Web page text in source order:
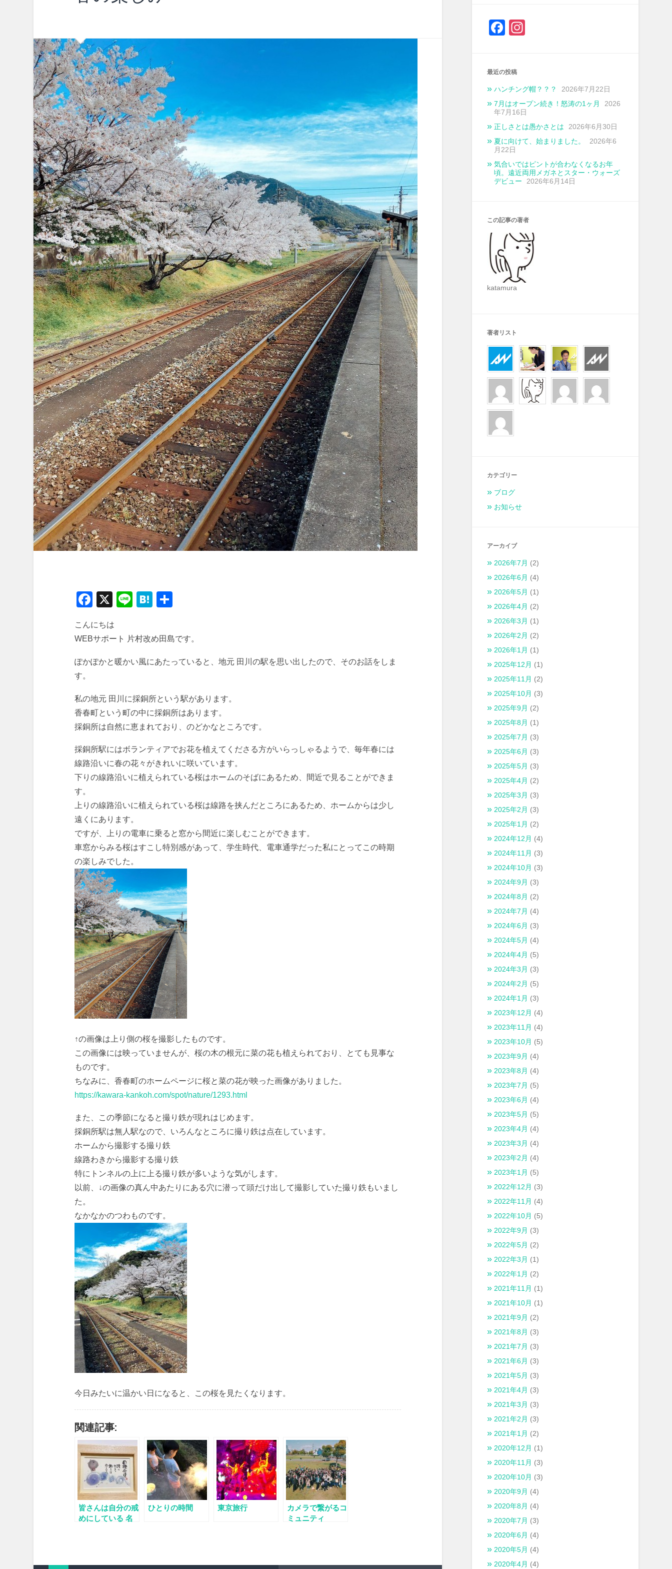
Facebook
X LineHatena
こんにちは
WEBサポート 片村改め田島です。
ぽかぽかと暖かい風にあたっていると、地元 田川の駅を思い出したので、そのお話をしま
す。
私の地元 田川に採銅所という駅があります。
香春町という町の中に採銅所はあります。
採銅所は自然に恵まれており、のどかなところです。
採銅所駅にはボランティアでお花を植えてくださる方がいらっしゃるようで、毎年春には
線路沿いに春の花々がきれいに咲いています。
下りの線路沿いに植えられている桜はホームのそばにあるため、間近で見ることができま
す。
上りの線路沿いに植えられている桜は線路を挟んだところにあるため、ホームからは少し
遠くにあります。
ですが、上りの電車に乗ると窓から間近に楽しむことができます。
車窓からみる桜はすこし特別感があって、学生時代、電車通学だった私にとってこの時期
の楽しみでした。
↑の画像は上り側の桜を撮影したものです。
この画像には映っていませんが、桜の木の根元に菜の花も植えられており、とても見事な
ものです。
ちなみに、香春町のホームページに桜と菜の花が映った画像がありました。
https://kawara-kankoh.com/spot/nature/1293.html
また、この季節になると撮り鉄が現れはじめます。
採銅所駅は無人駅なので、いろんなところに撮り鉄は点在しています。
ホームから撮影する撮り鉄
線路わきから撮影する撮り鉄
特にトンネルの上に上る撮り鉄が多いような気がします。
以前、↓の画像の真ん中あたりにある穴に潜って頭だけ出して撮影していた撮り鉄もいまし
た。
なかなかのつわものです。
今日みたいに温かい日になると、この桜を見たくなります。
関連記事:
皆さんは自分の戒
めにしている 名
ひとりの時間 東京旅行
カメラで繋がるコ
ミュニティ
Facebook
最近の投稿
ハンチング帽？？？
2026年7月22日
7月はオープン続き！怒涛の1ヶ月
2026
年7月16日
正しさとは愚かさとは
2026年6月30日
夏に向けて、始まりました。
2026年6
月22日
気合いではピントが合わなくなるお年
頃。遠近両用メガネとスター・ウォーズ
デビュー
2026年6月14日
この記事の著者
katamura
著者リスト
カテゴリー
ブログ
お知らせ
アーカイブ
2026年7月 (2)
2026年6月 (4)
2026年5月 (1)
2026年4月 (2)
2026年3月 (1)
2026年2月 (2)
2026年1月 (1)
2025年12月 (1)
2025年11月 (2)
2025年10月 (3)
2025年9月 (2)
2025年8月 (1)
2025年7月 (3)
2025年6月 (3)
2025年5月 (3)
2025年4月 (2)
2025年3月 (3)
2025年2月 (3)
2025年1月 (2)
2024年12月 (4)
2024年11月 (3)
2024年10月 (3)
2024年9月 (3)
2024年8月 (2)
2024年7月 (4)
2024年6月 (3)
2024年5月 (4)
2024年4月 (5)
2024年3月 (3)
2024年2月 (5)
2024年1月 (3)
2023年12月 (4)
2023年11月 (4)
2023年10月 (5)
2023年9月 (4)
2023年8月 (4)
2023年7月 (5)
2023年6月 (4)
2023年5月 (5)
2023年4月 (4)
2023年3月 (4)
2023年2月 (4)
2023年1月 (5)
2022年12月 (3)
2022年11月 (4)
2022年10月 (5)
2022年9月 (3)
2022年5月 (2)
2022年3月 (1)
2022年1月 (2)
2021年11月 (1)
2021年10月 (1)
2021年9月 (2)
2021年8月 (3)
2021年7月 (3)
2021年6月 (3)
2021年5月 (3)
2021年4月 (3)
2021年3月 (3)
2021年2月 (3)
2021年1月 (2)
2020年12月 (1)
2020年11月 (3)
2020年10月 (3)
2020年9月 (4)
2020年8月 (4)
2020年7月 (3)
2020年6月 (4)
2020年5月 (4)
2020年4月 (4)